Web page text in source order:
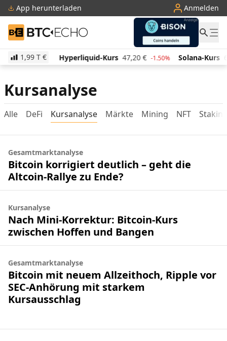
App herunterladen Anmelden
BTC-ECHO
1,99 T €
€ 1.00% Hyperliquid-Kurs 47,20 € -1.50% Solana-Kurs
Kursanalyse
Alle DeFi Kursanalyse Märkte Mining NFT
Gesamtmarktanalyse
Bitcoin korrigiert deutlich – geht die
Altcoin-Rallye zu Ende?
Kursanalyse
Nach Mini-Korrektur: Bitcoin-Kurs
zwischen Hoffen und Bangen
Gesamtmarktanalyse
Bitcoin mit neuem Allzeithoch, Ripple vor
SEC-Anhörung mit starkem
Kursausschlag